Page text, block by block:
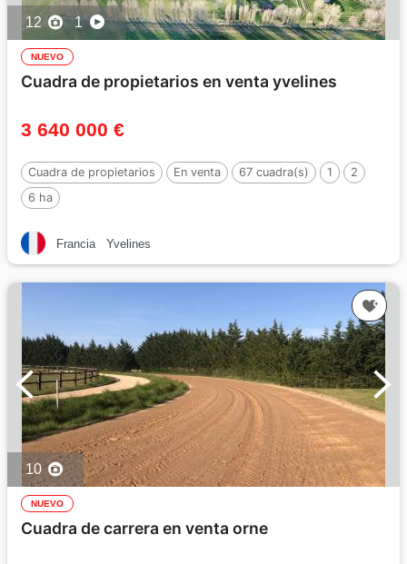
12 1
NUEVO
Cuadra de propietarios en venta yvelines
3 640 000 €
Cuadra de propietarios En venta 67 cuadra(s) 1
2
6 ha
Francia Yvelines
10
NUEVO
Cuadra de carrera en venta orne